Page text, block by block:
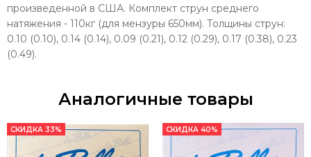
произведенной в США. Комплект струн среднего
натяжения - 110кг (для мензуры 650мм). Толщины струн:
0.10 (0.10), 0.14 (0.14), 0.09 (0.21), 0.12 (0.29), 0.17 (0.38), 0.23
(0.49).
Аналогичные товары
СКИДКА 33% СКИДКА 40%